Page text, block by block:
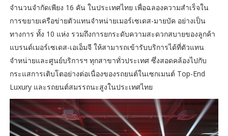
จำนวนจำกัดเพียง 16 คัน ในประเทศไทย เพื่อฉลองความสำเร็จใน
การขยายเครือข่ายตัวแทนจำหน่ายเมอร์เซเดส-มายบัค อย่างเป็น
ทางการ ทั้ง 10 แห่ง รวมถึงการยกระดับความสะดวกสบายของลูกค้า
แบรนด์เมอร์เซเดส-เอเอ็มจี ให้สามารถเข้ารับบริการได้ที่ตัวแทน
จำหน่ายและศูนย์บริการฯ ทุกสาขาทั่วประเทศ ซึ่งสอดคล้องไปกับ
กระแสการเติบโตอย่างต่อเนื่องของรถยนต์ในเซกเมนต์ Top-End
Luxury และรถยนต์สมรรถนะสูงในประเทศไทย